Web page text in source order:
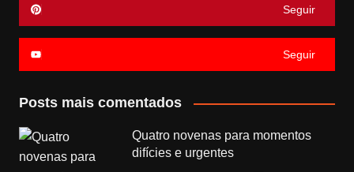
Seguir
Seguir
Posts mais comentados
Quatro novenas para momentos
difícies e urgentes